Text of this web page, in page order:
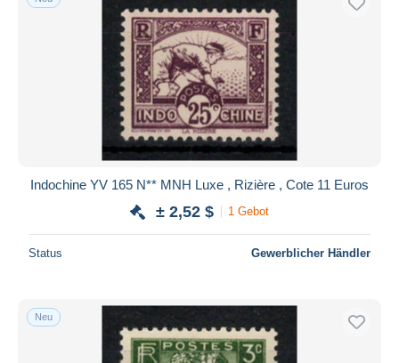
Indochine YV 165 N** MNH Luxe , Rizière , Cote 11 Euros
± 2,52 $ 1 Gebot
Status Gewerblicher Händler
Neu